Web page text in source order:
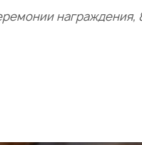
награждения,